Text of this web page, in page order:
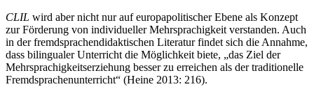
CLIL wird aber nicht nur auf europapolitischer Ebene als Konzept
zur Förderung von individueller Mehrsprachigkeit verstanden. Auch
in der fremdsprachendidaktischen Literatur findet sich die Annahme,
dass bilingualer Unterricht die Möglichkeit biete, „das Ziel der
Mehrsprachigkeitserziehung besser zu erreichen als der traditionelle
Fremdsprachenunterricht“ (Heine 2013: 216).